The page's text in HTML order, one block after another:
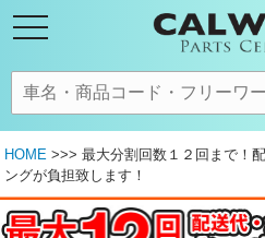
HOME >>> 最大分割回数１２回まで！
ングが負担致します！